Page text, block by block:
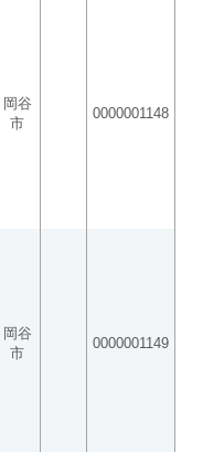
岡谷
市
0000001148
岡谷
市
0000001149